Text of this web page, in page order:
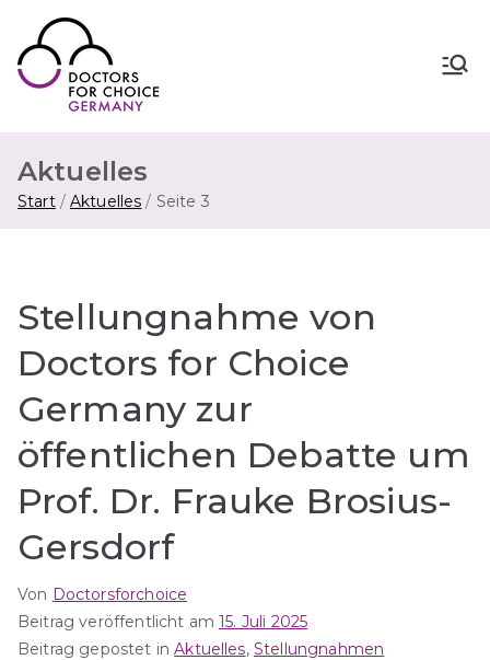
Inhalt
springen
Aktuelles
Start Aktuelles Seite 3
Stellungnahme von
Doctors for Choice
Germany zur
öffentlichen Debatte um
Prof. Dr. Frauke Brosius-
Gersdorf
Von Doctorsforchoice
Beitrag veröffentlicht am15. Juli 2025
Beitrag gepostet inAktuelles, Stellungnahmen